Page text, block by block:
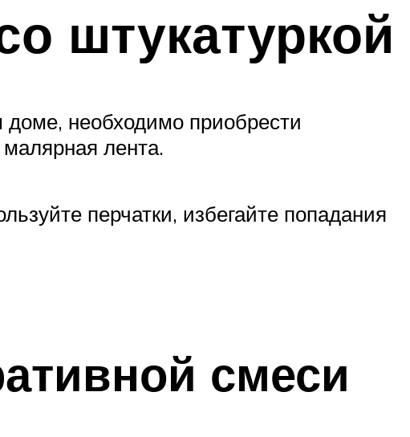
штукатуркой
необходимо приобрести
лента.
перчатки, избегайте попадания
смеси